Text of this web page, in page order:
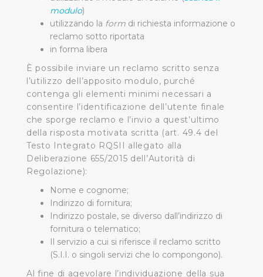
modulo)
utilizzando la form di richiesta informazione o
reclamo sotto riportata
in forma libera
È possibile inviare un reclamo scritto senza
l’utilizzo dell’apposito modulo, purché
contenga gli elementi minimi necessari a
consentire l’identificazione dell’utente finale
che sporge reclamo e l’invio a quest’ultimo
della risposta motivata scritta (art. 49.4 del
Testo Integrato RQSII allegato alla
Deliberazione 655/2015 dell’Autorità di
Regolazione):
Nome e cognome;
Indirizzo di fornitura;
Indirizzo postale, se diverso dall’indirizzo di
fornitura o telematico;
Il servizio a cui si riferisce il reclamo scritto
(S.I.I. o singoli servizi che lo compongono).
Al fine di agevolare l’individuazione della sua